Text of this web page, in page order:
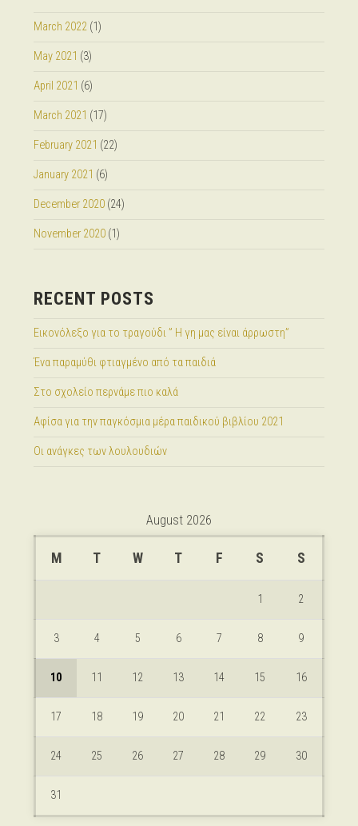
March 2022(1)
May 2021 (3)
April 2021 (6)
March 2021 (17)
February 2021 (22)
January 2021 (6)
December 2020(24)
November 2020(1)
RECENT POSTS
Εικονόλεξο για το τραγούδι ” Η γη μας είναι άρρωστη”
Ένα παραμύθι φτιαγμένο από τα παιδιά
Στο σχολείο περνάμε πιο καλά
Αφίσα για την παγκόσμια μέρα παιδικού βιβλίου 2021
Οι ανάγκες των λουλουδιών
August 2026
M T W T F S S
1 2
3 4 5 6 7 8 9
10 11 12 13 14 15 16
17 18 19 20 21 22 23
24 25 26 27 28 29 30
31